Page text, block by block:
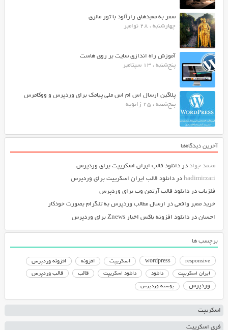
سفر به معبدهای رازآلود با تور مالزی
چهارشنبه ، 28 نوامبر
آموزش راه اندازی سایت بر روی هاست
پنج‌شنبه ، 13 سپتامبر
پلاگین ارسال اس ام اس ملی پیامک برای وردپرس و ووکامرس
پنج‌شنبه ، 25 ژانویه
آخرین دیدگاه‌ها
محمد جواددر دانلود قالب ایران اسکریپت برای وردپرس
hadimirzariدر دانلود قالب ایران اسکریپت برای وردپرس
فلزیابدر دانلود قالب آرتمن وب برای وردپرس
خرید ممبر واقعیدر ارسال مطالب وردپرس به تلگرام بصورت خودکار
احساندر دانلود افزونه باکس اخبار Znews برای وردپرس
برچسب ها
responsive
wordpress اسکریپت افزونه افزونه وردپرس
ایران اسکریپت دانلود دانلود اسکریپت قالب قالب وردپرس
وردپرس پوسته وردپرس
اسکریپت
فری اسکریپت